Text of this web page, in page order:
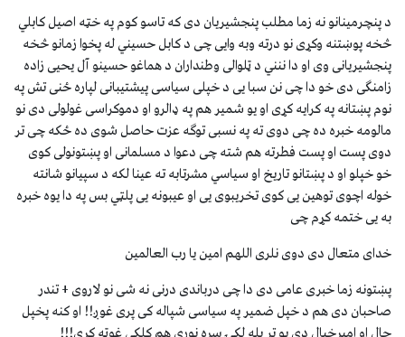
د پنچرمینانو نه زما مطلب پنجشیریان دی که تاسو کوم په خټه اصیل کابلي
څخه پوښتنه وکړی نو درته وبه وایی چی د کابل حسیني له پخوا زمانو څخه
پنجشیریانی وی او دا ننني د ټلوالی وطنداران د هماغو حسینو آل یحیی زاده
زامنګی دی خو دا چی نن سبا یی د خپلی سیاسی پیشتیبانی لپاره ځنی تش په
نوم پښتانه په کرایه کړی او یو شمیر هم په ډالرو او دموکراسی غولولی دی نو
مالومه خبره ده چی دوی ته په نسبی توګه عزت حاصل شوی ده ځکه چی تر
دوی پست او پست فطرته هم شته چی دعوا د مسلمانی او پښتونولی کوی
خو خپلو او د پښتانو تاریخ او سیاسي مشرتابه ته عینا لکه د سپیانو شانته
خوله اچوی توهین یی کوی تخریبوی یی او عیبونه یی پلټي بس په دا یوه خبره
به یی ختمه کړم چی
خدای متعال دی دوی نلری اللهم امین یا رب العالمین
پښتونه زما خبری عامی دی دا چی درباندی درنی نه شی نو لاروی + تندر
صاحبان دی هم د خپل ضمیر په سیاسی شپاله کی پری غوږ!! او کنه پخپل